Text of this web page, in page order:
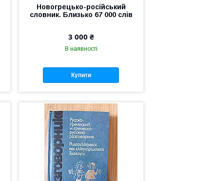
Новогрецько-російський
словник. Близько 67 000 слів
3 000 ₴
В наявності
Купити